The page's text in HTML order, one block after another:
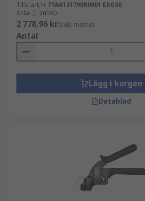
Tillv. art.nr 7TAA131790R0001 ERG50
Antal (1 enhet)
2 778,96 kr(exkl. moms)
Antal
Lägg i korgen
Datablad